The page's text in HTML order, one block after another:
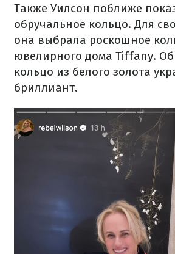
Также Уилсон поближе
обручальное кольцо. Для
она выбрала роскошное
ювелирного дома Tiffany.
кольцо из белого золота
бриллиант.